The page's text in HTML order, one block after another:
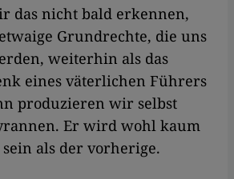
das nicht bald erkennen,
Grundrechte, die uns
weiterhin als das
eines väterlichen Führers
produzieren wir selbst
Er wird wohl kaum
als der vorherige.